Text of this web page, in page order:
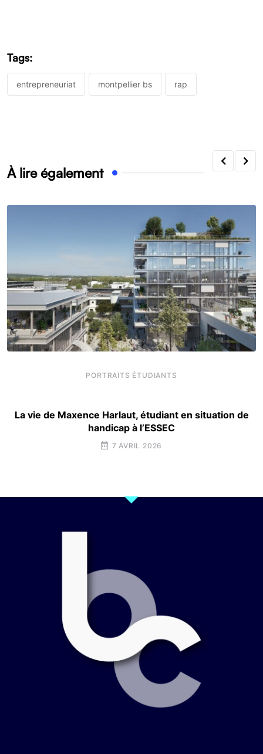
Tags:
entrepreneuriat montpellier bs rap
À lire également
PORTRAITS ÉTUDIANTS
La vie de Maxence Harlaut, étudiant en situation de
handicap à l’ESSEC
7 AVRIL 2026